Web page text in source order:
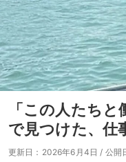
「この人たち
で見つけた、仕
更新日：2026年6月4日 / 公開